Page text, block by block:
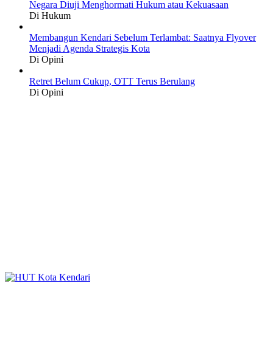
Negara Diuji Menghormati Hukum atau Kekuasaan
Di Hukum
Membangun Kendari Sebelum Terlambat: Saatnya Flyover
Menjadi Agenda Strategis Kota
Di Opini
Retret Belum Cukup, OTT Terus Berulang
Di Opini